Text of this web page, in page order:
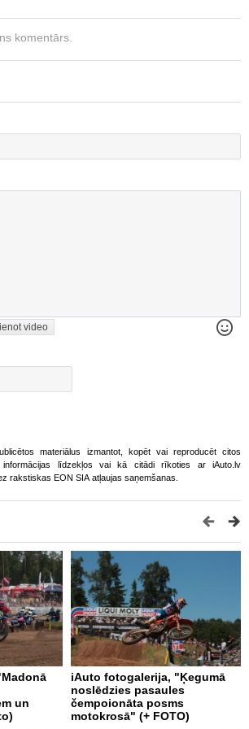
komentārs.
video
materiālus izmantot, kopēt vai reproducēt citos
informācijas līdzekļos vai kā citādi rīkoties ar iAuto.lv
rakstiskas EON SIA atļaujas saņemšanas.
un
iAuto fotogalerija, "Ķegumā
noslēdzies pasaules
čempoionāta posms
motokrosā" (+ FOTO)